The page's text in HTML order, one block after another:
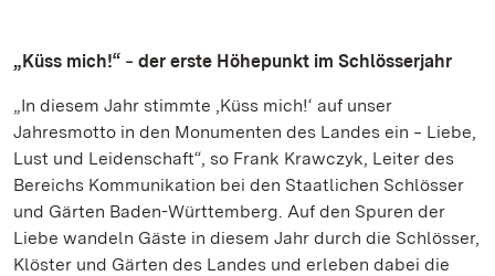
„Küss mich!“ ‒ der erste Höhepunkt im Schlösserjahr
„In diesem Jahr stimmte ‚Küss mich!‘ auf unser
Jahresmotto in den Monumenten des Landes ein ‒ Liebe,
Lust und Leidenschaft“, so Frank Krawczyk, Leiter des
Bereichs Kommunikation bei den Staatlichen Schlösser
und Gärten Baden-Württemberg. Auf den Spuren der
Liebe wandeln Gäste in diesem Jahr durch die Schlösser,
Klöster und Gärten des Landes und erleben dabei die